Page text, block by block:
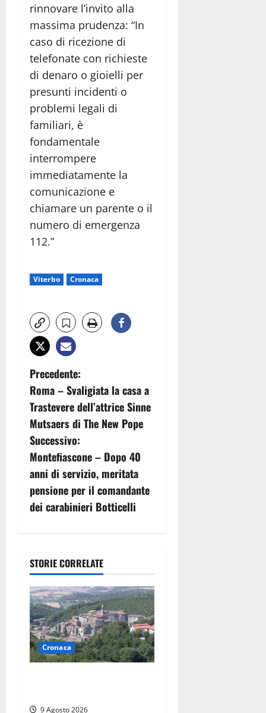
rinnovare l’invito alla
massima prudenza: “In
caso di ricezione di
telefonate con richieste
di denaro o gioielli per
presunti incidenti o
problemi legali di
familiari, è
fondamentale
interrompere
immediatamente la
comunicazione e
chiamare un parente o il
numero di emergenza
112.”
Viterbo Cronaca
N
a
v
i
g
a
o
n
e
a
t
Precedente:
Roma – Svaligiata la casa a
Trastevere dell’attrice Sinne
Mutsaers di The New Pope
Successivo:
Montefiascone – Dopo 40
anni di servizio, meritata
pensione per il comandante
dei carabinieri Botticelli
STORIE CORRELATE
Cronaca
9 Agosto 2026